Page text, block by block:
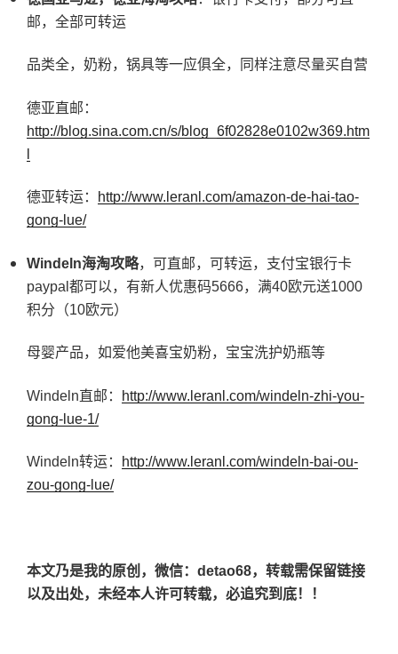
邮，全部可转运
品类全，奶粉，锅具等一应俱全，同样注意尽量买自营
德亚直邮：
http://blog.sina.com.cn/s/blog_6f02828e0102w369.htm
德亚转运：
http://www.leranl.com/amazon-de-hai-tao-
gong-lue/
Windeln海淘攻略，可直邮，可转运，支付宝银行卡
paypal都可以，有新人优惠码5666，满40欧元送1000
积分（10欧元）
母婴产品，如爱他美喜宝奶粉，宝宝洗护奶瓶等
Windeln直邮：
http://www.leranl.com/windeln-zhi-you-
gong-lue-1/
Windeln转运：
http://www.leranl.com/windeln-bai-ou-
zou-gong-lue/
本文乃是我的原创，微信：detao68，转载需保留链接
以及出处，未经本人许可转载，必追究到底！！